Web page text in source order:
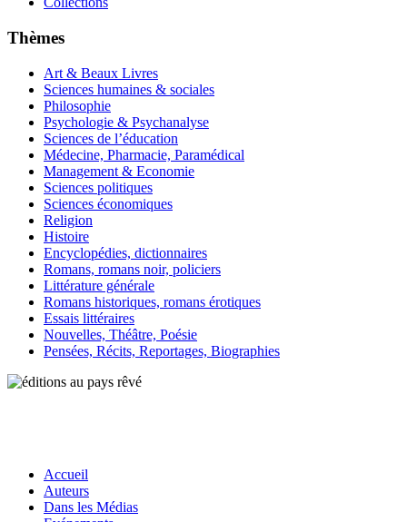
Thèmes
Art & Beaux Livres
Sciences humaines & sociales
Philosophie
Psychologie & Psychanalyse
Sciences de l’éducation
Médecine, Pharmacie, Paramédical
Management & Economie
Sciences politiques
Sciences économiques
Religion
Histoire
Encyclopédies, dictionnaires
Romans, romans noir, policiers
Littérature générale
Romans historiques, romans érotiques
Essais littéraires
Nouvelles, Théâtre, Poésie
Pensées, Récits, Reportages, Biographies
Accueil
Auteurs
Dans les Médias